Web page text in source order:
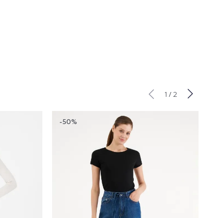
1 / 2
-50%